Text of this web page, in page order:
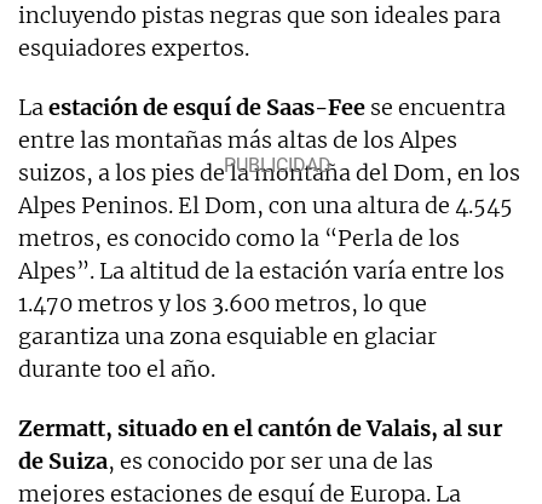
incluyendo pistas negras que son ideales para
esquiadores expertos.
Laestación de esquí de Saas-Fee se encuentra
entre las montañas más altas de los Alpes
suizos, a los pies de la montaña del Dom, en los
Alpes Peninos. El Dom, con una altura de 4.545
metros, es conocido como la “Perla de los
Alpes”. La altitud de la estación varía entre los
1.470 metros y los 3.600 metros, lo que
garantiza una zona esquiable en glaciar
durante too el año.
Zermatt, situado en el cantón de Valais, al sur
de Suiza, es conocido por ser una de las
mejores estaciones de esquí de Europa. La